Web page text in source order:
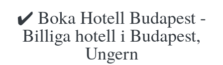
✔️ Boka Hotell Budapest -
Billiga hotell i Budapest,
Ungern